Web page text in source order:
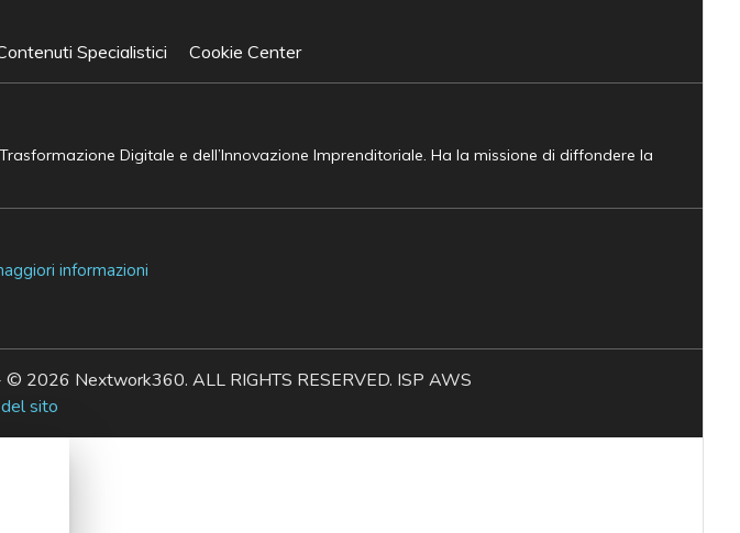
Specialistici Cookie Center
Digitale e dell’Innovazione Imprenditoriale. Ha la missione di diffondere la
informazioni
2026 Nextwork360. ALL RIGHTS RESERVED. ISP AWS
sito